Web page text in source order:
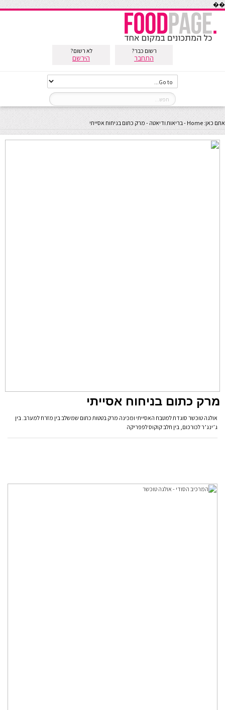
��
רשום כבר?
התחבר
לא רשום?
הירשם
אתם כאן: Home
-בריאות ודיאטה - מרק כתום בניחוח אסייתי
מרק כתום בניחוח אסייתי
אולגה טוכשר סוגדת למטבח האסייתי ומכינה מרק בטטות כתום שמשלב בין מזרח למערב. בין
ג’ינג’ר לכורכום, בין חלב קוקוס לפפריקה